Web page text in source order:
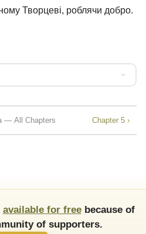
Творцеві, роблячи добро.
— All Chapters Chapter 5 ›
available for freebecause of
of supporters.